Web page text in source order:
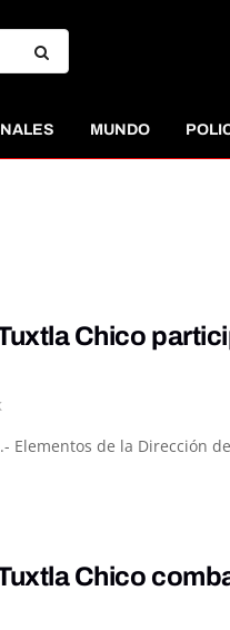
MUNDO
Chico
Elementos de la Dirección
Chico